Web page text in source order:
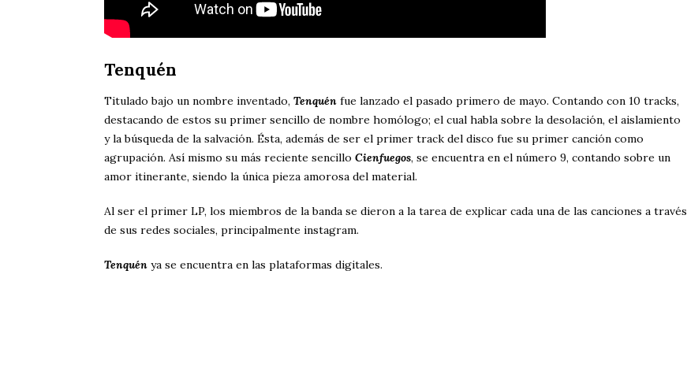
Tenquén
Titulado bajo un nombre inventado, Tenquén fue lanzado el pasado primero de mayo. Contando con 10 tracks,
destacando de estos su primer sencillo de nombre homólogo; el cual habla sobre la desolación, el aislamiento
y la búsqueda de la salvación. Ésta, además de ser el primer track del disco fue su primer canción como
agrupación. Así mismo su más reciente sencillo Cienfuegos, se encuentra en el número 9, contando sobre un
amor itinerante, siendo la única pieza amorosa del material.
Al ser el primer LP, los miembros de la banda se dieron a la tarea de explicar cada una de las canciones a través
de sus redes sociales, principalmente instagram.
Tenquén ya se encuentra en las plataformas digitales.